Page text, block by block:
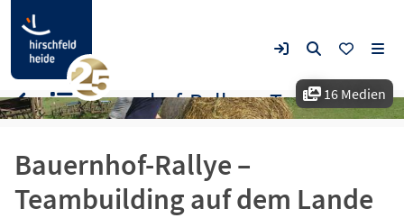
16 Medien
Bauernhof-Rallye –
Teambuilding auf dem Lande
Bauernhof-Rallye – Teambuilding auf dem Lande